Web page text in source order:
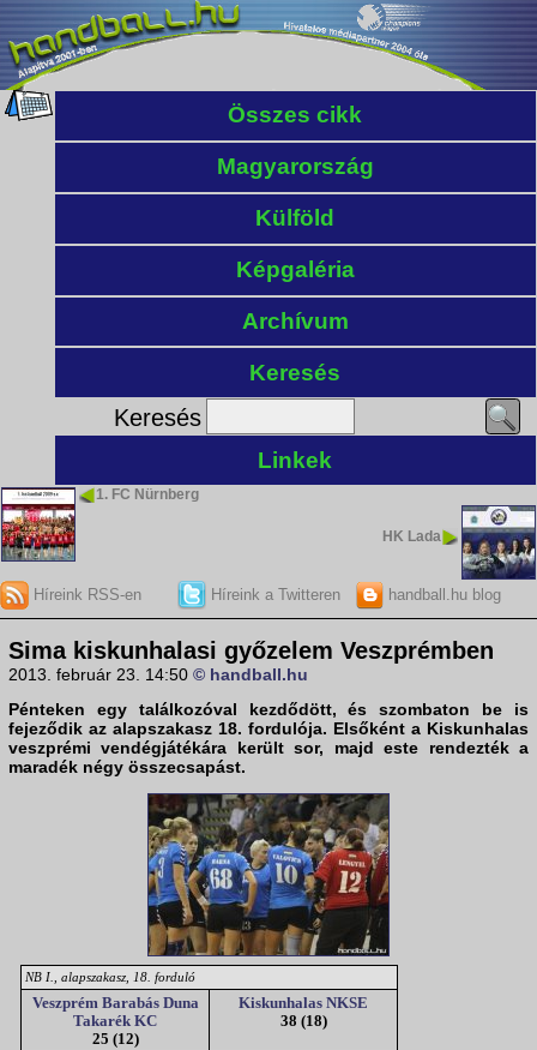
Összes cikk
Magyarország
Külföld
Képgaléria
Archívum
Keresés
Keresés
Linkek
1. FC Nürnberg
HK Lada
Híreink RSS-en Híreink a Twitteren handball.hu blog
Sima kiskunhalasi győzelem Veszprémben
2013. február 23. 14:50 © handball.hu
Pénteken egy találkozóval kezdődött, és szombaton be is
fejeződik az alapszakasz 18. fordulója. Elsőként a Kiskunhalas
veszprémi vendégjátékára került sor, majd este rendezték a
maradék négy összecsapást.
NB I., alapszakasz, 18. forduló
Veszprém Barabás Duna
Takarék KC
25 (12)
Kiskunhalas NKSE
38 (18)